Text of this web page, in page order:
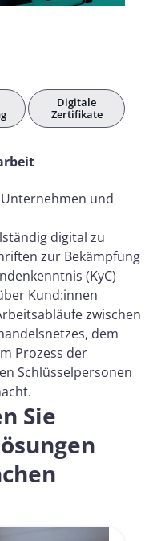
Digitale
Zertifikate
und
digital zu
zur Bekämpfung
(KyC)
Kund:innen
zwischen
dem
Prozess der
Schlüsselpersonen
Sie